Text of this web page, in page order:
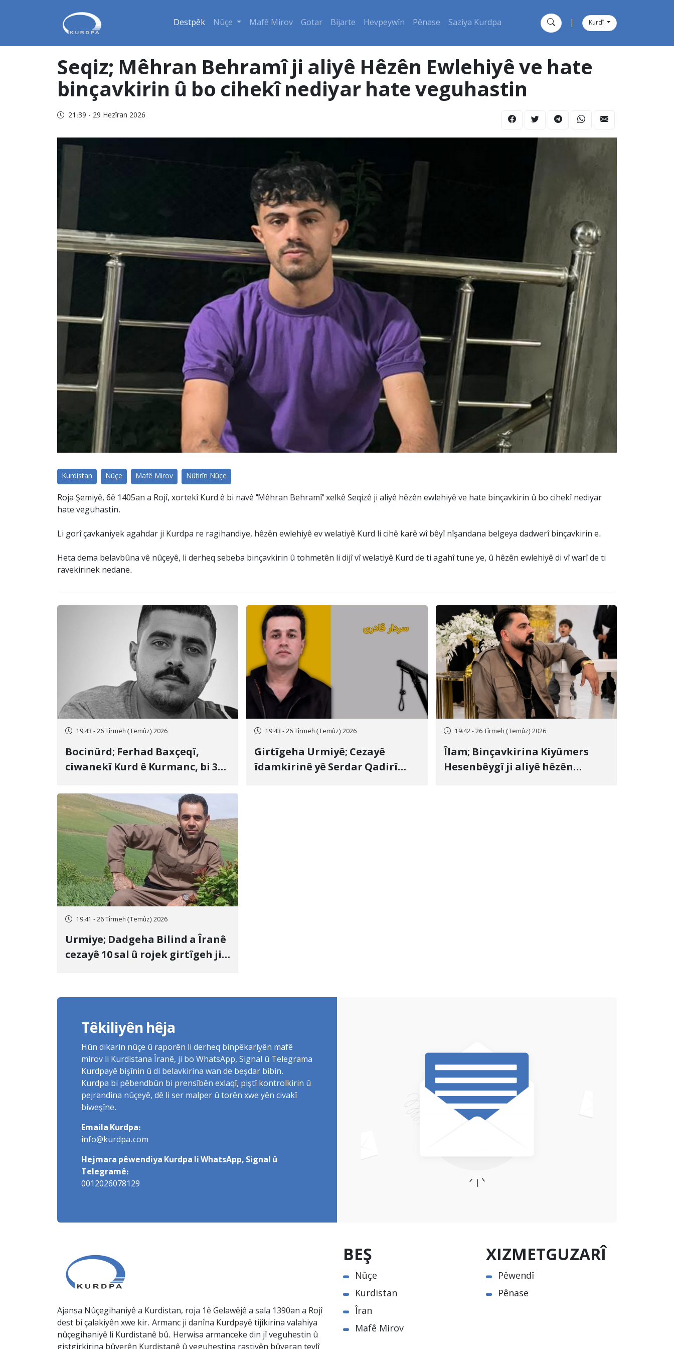
Destpêk Nûçe Mafê Mirov Gotar Bijarte Hevpeywîn Pênase Saziya Kurdpa Kurdî
Seqiz; Mêhran Behramî ji aliyê Hêzên Ewlehiyê ve hate
binçavkirin û bo cihekî nediyar hate veguhastin
21:39 - 29 Hezîran 2026
Kurdistan Nûçe Mafê Mirov Nûtirîn Nûçe
Roja Şemiyê, 6ê 1405an a Rojî, xortekî Kurd ê bi navê "Mêhran Behramî" xelkê Seqizê ji aliyê hêzên ewlehiyê ve hate binçavkirin û bo cihekî nediyar
hate veguhastin.
Li gorî çavkaniyek agahdar ji Kurdpa re ragihandiye, hêzên ewlehiyê ev welatiyê Kurd li cihê karê wî bêyî nîşandana belgeya dadwerî binçavkirin e.
Heta dema belavbûna vê nûçeyê, li derheq sebeba binçavkirin û tohmetên li dijî vî welatiyê Kurd de ti agahî tune ye, û hêzên ewlehiyê di vî warî de ti
ravekirinek nedane.
19:43 - 26 Tîrmeh (Temûz) 2026
Bocinûrd; Ferhad Baxçeqî,
ciwanekî Kurd ê Kurmanc, bi 3
cezakirin
19:43 - 26 Tîrmeh (Temûz) 2026
Girtîgeha Urmiyê; Cezayê
îdamkirinê yê Serdar Qadirî
19:42 - 26 Tîrmeh (Temûz) 2026
Îlam; Binçavkirina Kiyûmers
Hesenbêygî ji aliyê hêzên
19:41 - 26 Tîrmeh (Temûz) 2026
Urmiye; Dadgeha Bilind a Îranê
cezayê 10 sal û rojek girtîgeh ji
Têkiliyên hêja
Hûn dikarin nûçe û raporên li derheq binpêkariyên mafê
mirov li Kurdistana Îranê, ji bo WhatsApp, Signal û Telegrama
Kurdpayê bişînin û di belavkirina wan de beşdar bibin.
Kurdpa bi pêbendbûn bi prensîbên exlaqî, piştî kontrolkirin û
pejrandina nûçeyê, dê li ser malper û torên xwe yên civakî
biweşîne.
Emaila Kurdpa:
info@kurdpa.com
Hejmara pêwendiya Kurdpa li WhatsApp, Signal û
Telegramê:
0012026078129
Ajansa Nûçegihaniyê a Kurdistan, roja 1ê Gelawêjê a sala 1390an a Rojî
dest bi çalakiyên xwe kir. Armanc ji danîna Kurdpayê tijîkirina valahiya
nûçegihaniyê li Kurdistanê bû. Herwisa armanceke din jî veguhestin û
BEŞ
Nûçe
Kurdistan
Îran
Mafê Mirov
XIZMETGUZARÎ
Pêwendî
Pênase